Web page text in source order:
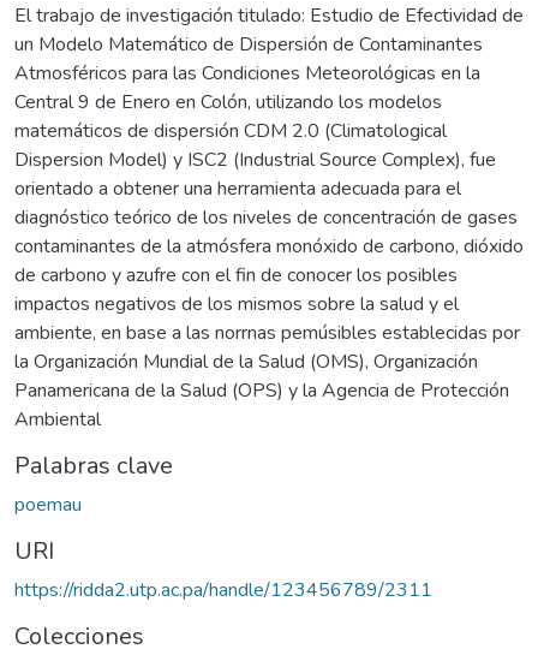
El trabajo de investigación titulado: Estudio de Efectividad de
un Modelo Matemático de Dispersión de Contaminantes
Atmosféricos para las Condiciones Meteorológicas en la
Central 9 de Enero en Colón, utilizando los modelos
matemáticos de dispersión CDM 2.0 (Climatological
Dispersion Model) y ISC2 (Industrial Source Complex), fue
orientado a obtener una herramienta adecuada para el
diagnóstico teórico de los niveles de concentración de gases
contaminantes de la atmósfera monóxido de carbono, dióxido
de carbono y azufre con el fin de conocer los posibles
impactos negativos de los mismos sobre la salud y el
ambiente, en base a las norrnas pemúsibles establecidas por
la Organización Mundial de la Salud (OMS), Organización
Panamericana de la Salud (OPS) y la Agencia de Protección
Ambiental
Palabras clave
poemau
URI
https://ridda2.utp.ac.pa/handle/123456789/2311
Colecciones